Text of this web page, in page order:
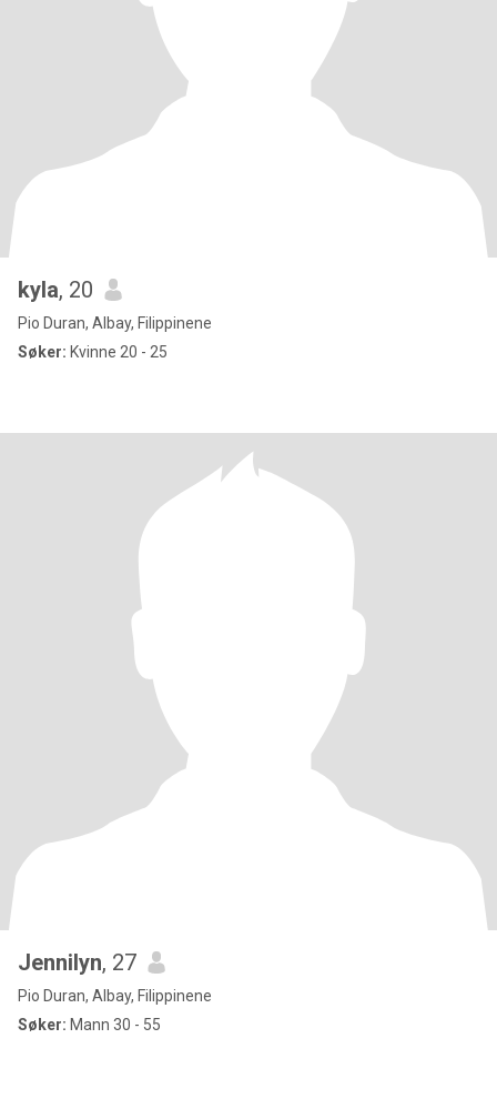
kyla, 20
Pio Duran, Albay, Filippinene
Søker: Kvinne 20 - 25
Jennilyn, 27
Pio Duran, Albay, Filippinene
Søker: Mann 30 - 55